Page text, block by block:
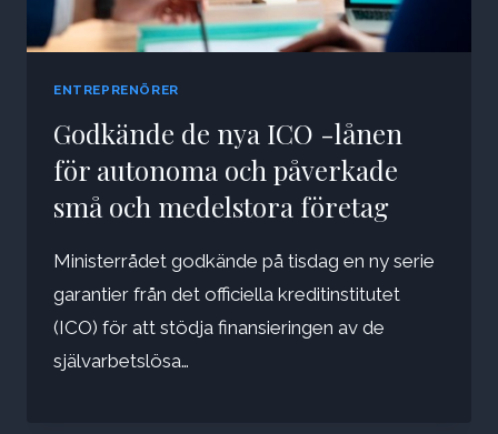
ENTREPRENÖRER
Godkände de nya ICO -lånen
för autonoma och påverkade
små och medelstora företag
Ministerrådet godkände på tisdag en ny serie
garantier från det officiella kreditinstitutet
(ICO) för att stödja finansieringen av de
självarbetslösa…